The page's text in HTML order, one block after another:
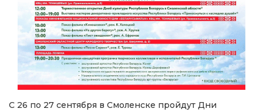
С 26 по 27 сентября в Смоленске пройдут Дни